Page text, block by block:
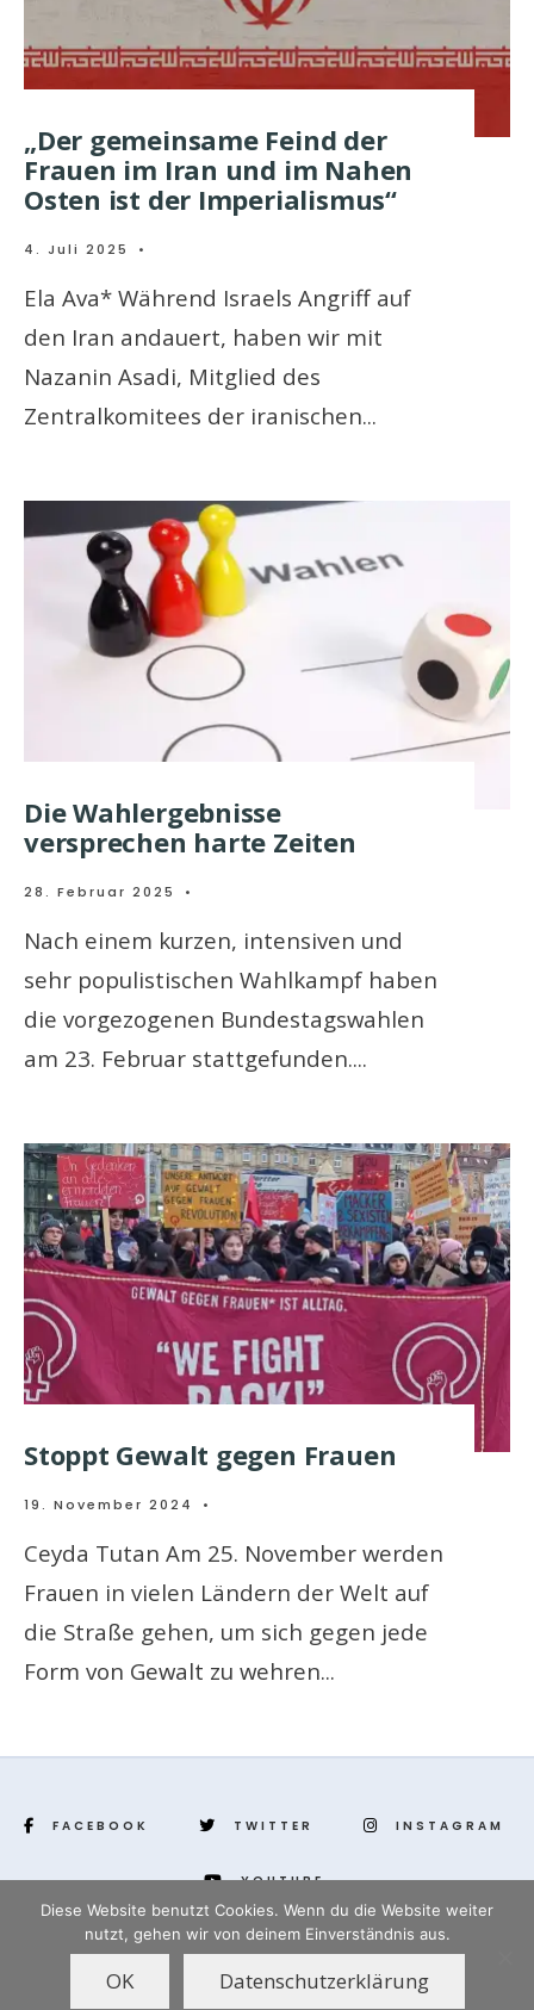
„Der gemeinsame Feind der
Frauen im Iran und im Nahen
Osten ist der Imperialismus“
4. Juli 2025 •
Ela Ava* Während Israels Angriff auf
den Iran andauert, haben wir mit
Nazanin Asadi, Mitglied des
Zentralkomitees der iranischen...
Die Wahlergebnisse
versprechen harte Zeiten
28. Februar 2025 •
Nach einem kurzen, intensiven und
sehr populistischen Wahlkampf haben
die vorgezogenen Bundestagswahlen
am 23. Februar stattgefunden....
Stoppt Gewalt gegen Frauen
19. November 2024 •
Ceyda Tutan Am 25. November werden
Frauen in vielen Ländern der Welt auf
die Straße gehen, um sich gegen jede
Form von Gewalt zu wehren...
FACEBOOK TWITTER INSTAGRAM
YOUTUBE
www.yenihayat.de
Diese Website benutzt Cookies. Wenn du die Website weiter
nutzt, gehen wir von deinem Einverständnis aus.
OK Datenschutzerklärung